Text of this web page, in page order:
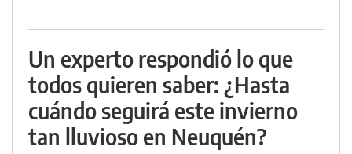
Un experto respondió lo que
todos quieren saber: ¿Hasta
cuándo seguirá este invierno
tan lluvioso en Neuquén?